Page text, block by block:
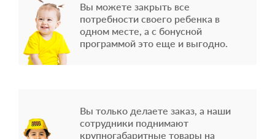
Вы можете закрыть все
потребности своего ребенка в
одном месте, а с бонусной
программой это еще и выгодно.
Вы только делаете заказ, а наши
сотрудники поднимают
крупногабаритные товары на